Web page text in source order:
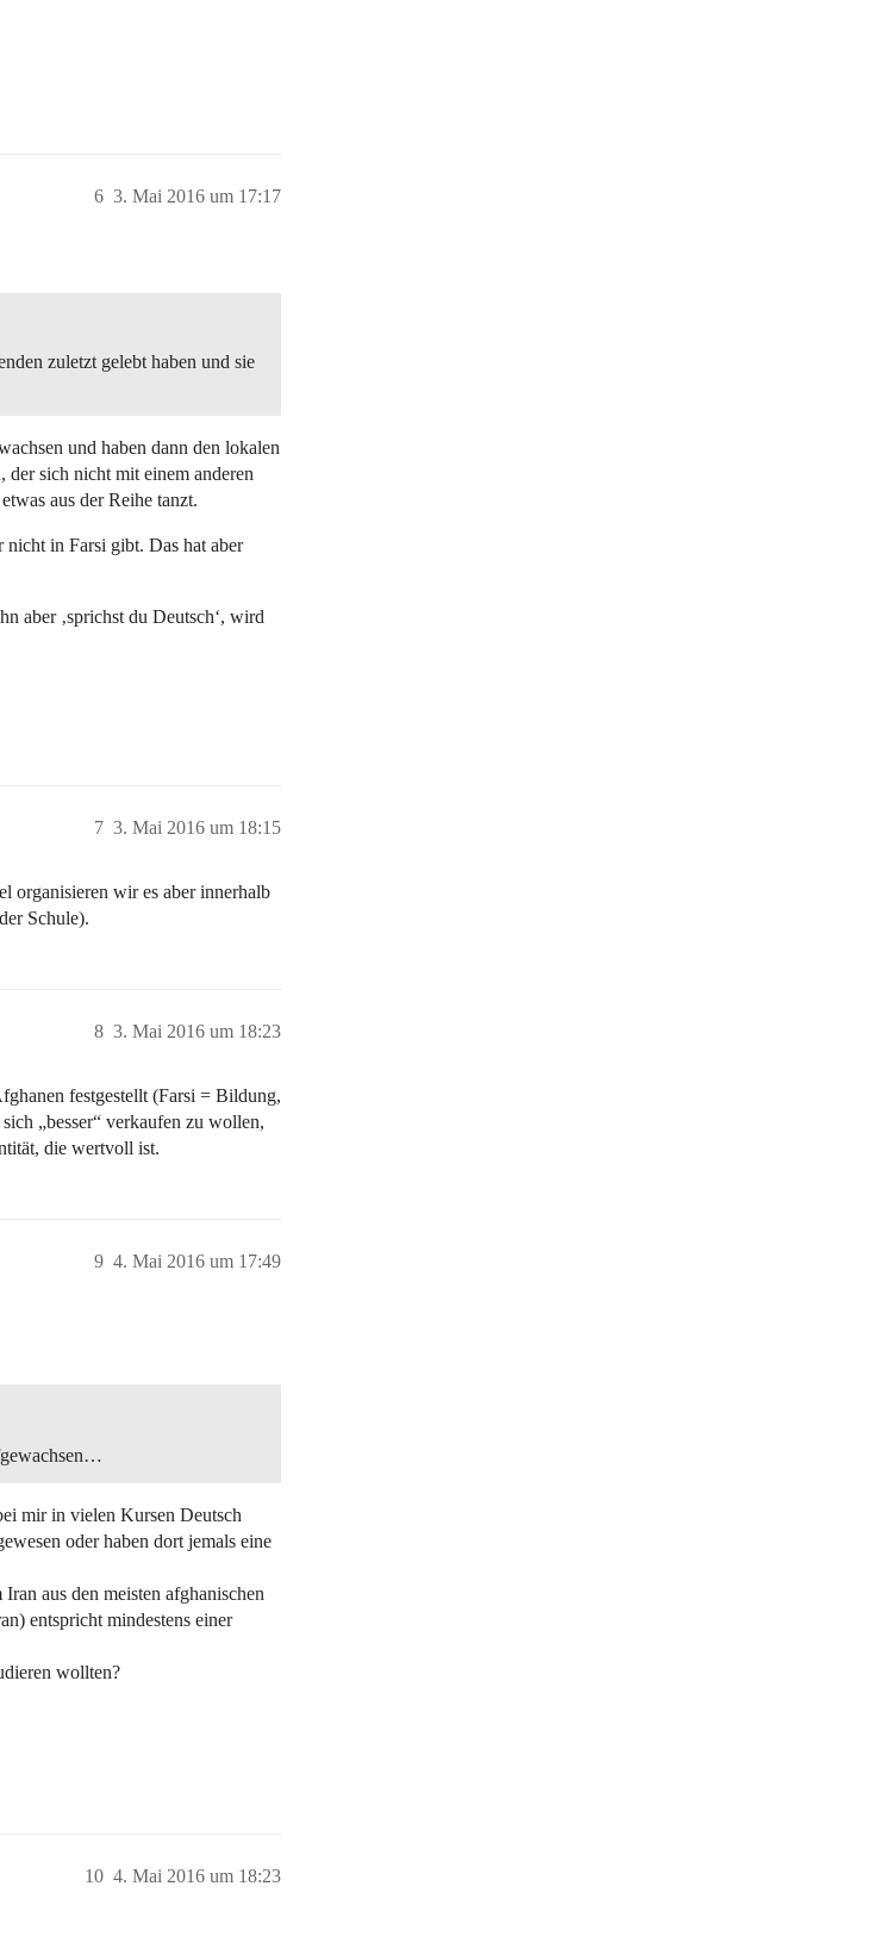
3. Mai 2016 um 17:17
6
zuletzt gelebt haben und sie
und haben dann den lokalen
der sich nicht mit einem anderen
aus der Reihe tanzt.
in Farsi gibt. Das hat aber
aber ‚sprichst du Deutsch‘, wird
3. Mai 2016 um 18:15
7
organisieren wir es aber innerhalb
Schule).
3. Mai 2016 um 18:23
8
festgestellt (Farsi = Bildung,
„besser“ verkaufen zu wollen,
die wertvoll ist.
4. Mai 2016 um 17:49
9
mir in vielen Kursen Deutsch
oder haben dort jemals eine
aus den meisten afghanischen
entspricht mindestens einer
wollten?
4. Mai 2016 um 18:23
10